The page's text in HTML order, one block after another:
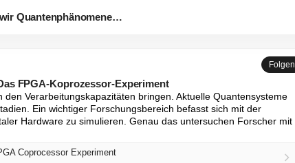
Können wir Quantenphänomene si...
Folgen
FPGA-Koprozessor-Experiment
Verarbeitungskapazitäten bringen. Aktuelle Quantensysteme
Ein wichtiger Forschungsbereich befasst sich mit der
Hardware zu simulieren. Genau das untersuchen Forscher mit
Coprocessor Experiment